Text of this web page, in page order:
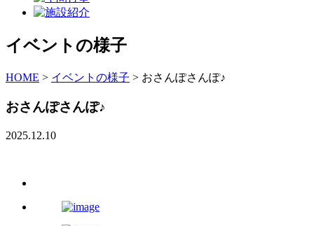
イベントの様子
HOME > イベントの様子 > おさんぽさんぽ♪
おさんぽさんぽ♪
2025.12.10